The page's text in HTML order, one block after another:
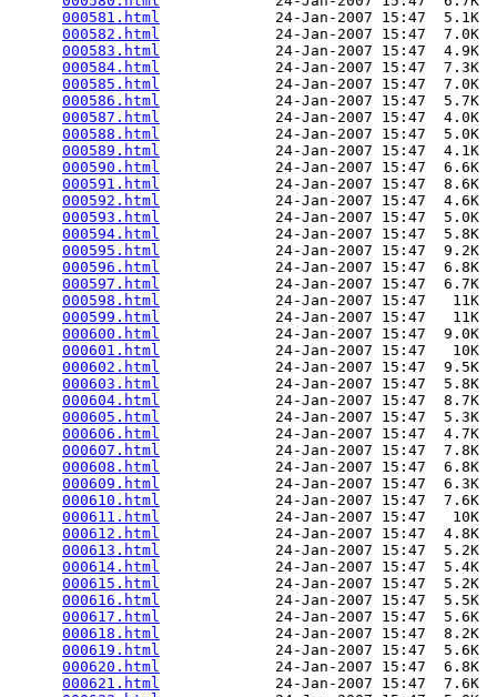
000581.html
             24-Jan-2007 15:47  5.1K
000582.html
             24-Jan-2007 15:47  7.0K
000583.html
             24-Jan-2007 15:47  4.9K
000584.html
             24-Jan-2007 15:47  7.3K
000585.html
             24-Jan-2007 15:47  7.0K
000586.html
             24-Jan-2007 15:47  5.7K
000587.html
             24-Jan-2007 15:47  4.0K
000588.html
             24-Jan-2007 15:47  5.0K
000589.html
             24-Jan-2007 15:47  4.1K
000590.html
             24-Jan-2007 15:47  6.6K
000591.html
             24-Jan-2007 15:47  8.6K
000592.html
             24-Jan-2007 15:47  4.6K
000593.html
             24-Jan-2007 15:47  5.0K
000594.html
             24-Jan-2007 15:47  5.8K
000595.html
             24-Jan-2007 15:47  9.2K
000596.html
             24-Jan-2007 15:47  6.8K
000597.html
             24-Jan-2007 15:47  6.7K
000598.html
             24-Jan-2007 15:47   11K
000599.html
             24-Jan-2007 15:47   11K
000600.html
             24-Jan-2007 15:47  9.0K
000601.html
             24-Jan-2007 15:47   10K
000602.html
             24-Jan-2007 15:47  9.5K
000603.html
             24-Jan-2007 15:47  5.8K
000604.html
             24-Jan-2007 15:47  8.7K
000605.html
             24-Jan-2007 15:47  5.3K
000606.html
             24-Jan-2007 15:47  4.7K
000607.html
             24-Jan-2007 15:47  7.8K
000608.html
             24-Jan-2007 15:47  6.8K
000609.html
             24-Jan-2007 15:47  6.3K
000610.html
             24-Jan-2007 15:47  7.6K
000611.html
             24-Jan-2007 15:47   10K
000612.html
             24-Jan-2007 15:47  4.8K
000613.html
             24-Jan-2007 15:47  5.2K
000614.html
             24-Jan-2007 15:47  5.4K
000615.html
             24-Jan-2007 15:47  5.2K
000616.html
             24-Jan-2007 15:47  5.5K
000617.html
             24-Jan-2007 15:47  5.6K
000618.html
             24-Jan-2007 15:47  8.2K
000619.html
             24-Jan-2007 15:47  5.6K
000620.html
             24-Jan-2007 15:47  6.8K
000621.html
             24-Jan-2007 15:47  7.6K